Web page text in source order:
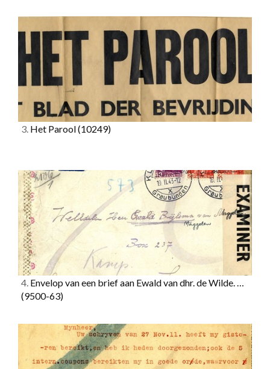
3. Het Parool(10249)
4. Envelop van een brief aan Ewald van dhr. de Wilde. …
(9500-63)